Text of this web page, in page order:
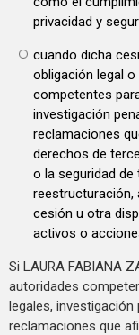
privacidad y
cuando dicha
obligación legal
competentes
investigación
reclamaciones
derechos de
o la seguridad
reestructuración,
cesión u otra
activos o
Si LAURA FABIANA
autoridades
legales, investigación
reclamaciones que